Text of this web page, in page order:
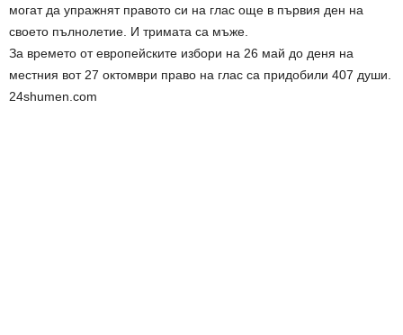
могат да упражнят правото си на глас още в първия ден на
своето пълнолетие. И тримата са мъже.
За времето от европейските избори на 26 май до деня на
местния вот 27 октомври право на глас са придобили 407 души.
24shumen.com